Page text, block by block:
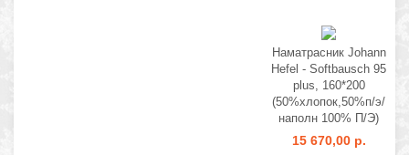
Наматрасник Johann
Hefel - Softbausch 95
plus, 160*200
(50%хлопок,50%п/э/
наполн 100% П/Э)
15 670,00 р.